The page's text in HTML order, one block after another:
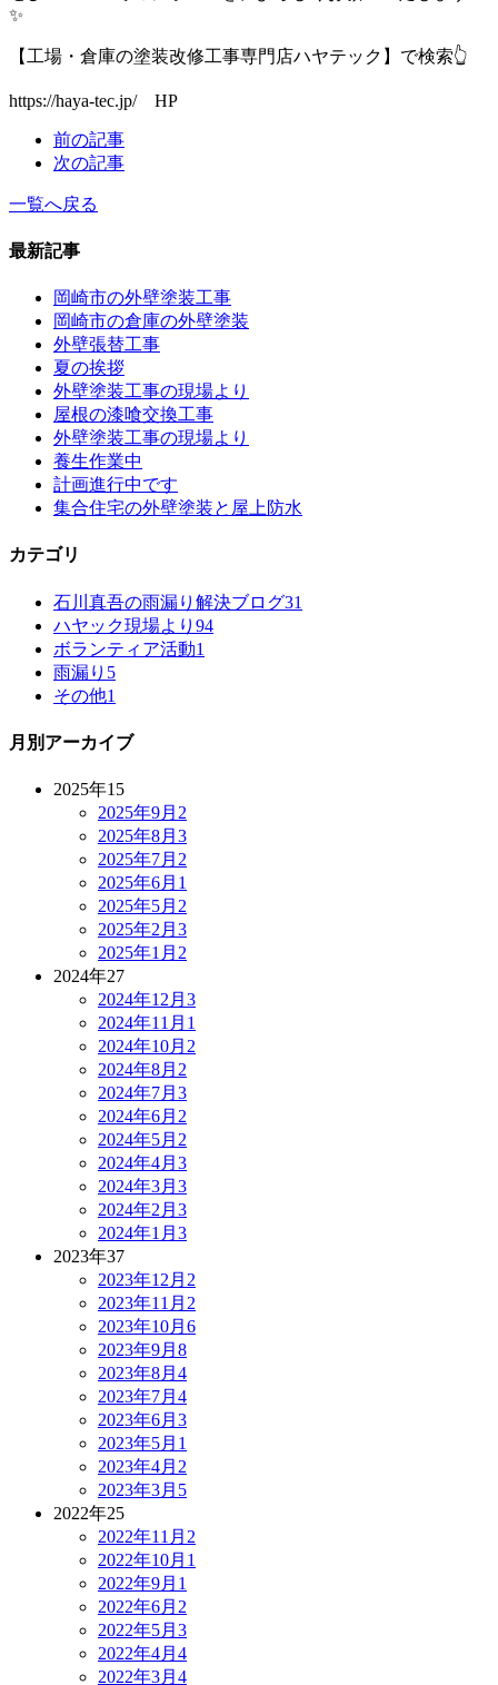
✨
【工場・倉庫の塗装改修工事専門店ハヤテック】で検索👆
https://haya-tec.jp/ HP
前の記事
次の記事
一覧へ戻る
最新記事
岡崎市の外壁塗装工事
岡崎市の倉庫の外壁塗装
外壁張替工事
夏の挨拶
外壁塗装工事の現場より
屋根の漆喰交換工事
外壁塗装工事の現場より
養生作業中
計画進行中です
集合住宅の外壁塗装と屋上防水
カテゴリ
石川真吾の雨漏り解決ブログ31
ハヤック現場より 94
ボランティア活動1
雨漏り 5
その他1
月別アーカイブ
2025年15
2025年9月 2
2025年8月 3
2025年7月 2
2025年6月 1
2025年5月 2
2025年2月 3
2025年1月 2
2024年27
2024年12月 3
2024年11月 1
2024年10月 2
2024年8月 2
2024年7月 3
2024年6月 2
2024年5月 2
2024年4月 3
2024年3月 3
2024年2月 3
2024年1月 3
2023年37
2023年12月 2
2023年11月 2
2023年10月 6
2023年9月 8
2023年8月 4
2023年7月 4
2023年6月 3
2023年5月 1
2023年4月 2
2023年3月 5
2022年25
2022年11月 2
2022年10月 1
2022年9月 1
2022年6月 2
2022年5月 3
2022年4月 4
2022年3月 4